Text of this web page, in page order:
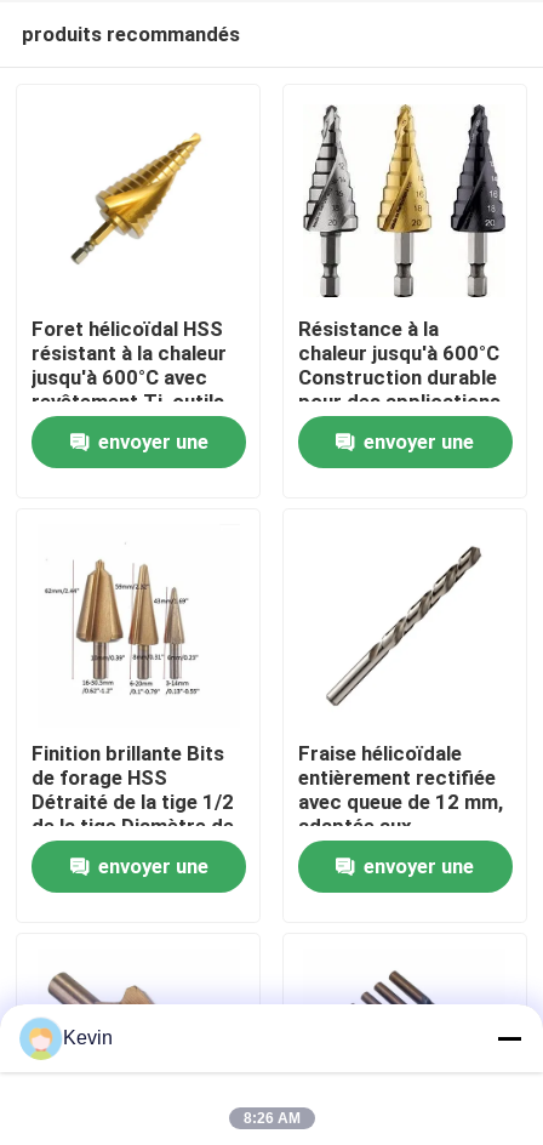
Maison
Au sujet de nous
Visite d'usine
Contrôle de qualité
Contactez-nous
Demandez une citation
peu de perceuse de hss
produits recommandés
Foret hélicoïdal HSS
résistant à la chaleur
jusqu'à 600°C avec
revêtement Ti, outils
de perçage adaptés
pour métal, bois et
plastique
envoyer une
Résistance à la
chaleur jusqu'à 600°C
Construction durable
pour des applications
industrielles de longue
durée envoyer une
Finition brillante Bits
de forage HSS
Détraité de la tige 1/2
de la tige Diamètre de
l'acier à grande
vitesse du métal du
bois du plastique
envoyer une
Fraise hélicoïdale
entièrement rectifiée
avec queue de 12 mm,
adaptée aux
opérations de fraisage
industrielenvoyer une
Kevin
8:26 AM